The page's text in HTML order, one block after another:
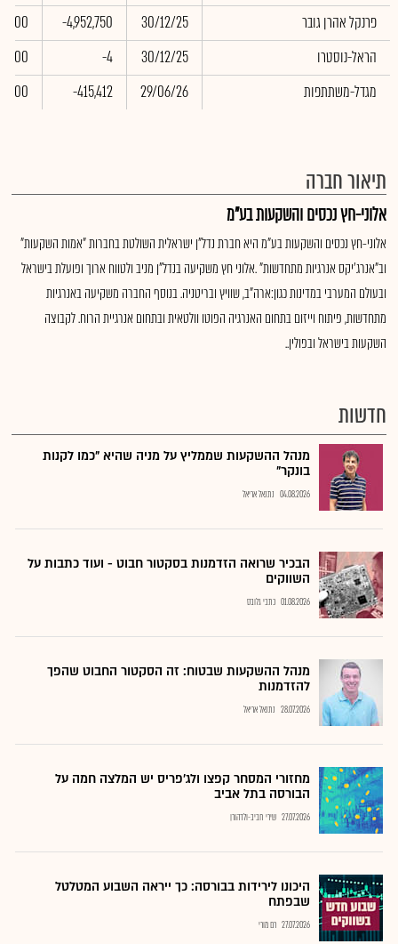
פרנקל אהרן גובר
30/12/25
-4,952,750
0.00
הראל-נוסטרו
30/12/25
-4
0.00
מגדל-משתתפות
29/06/26
-415,412
0.00
תיאור חברה
אלוני-חץ נכסים והשקעות בע"מ
אלוני-חץ נכסים והשקעות בע"מ היא חברת נדל"ן ישראלית השולטת בחברות "אמות השקעות"
וב"אנרג'יקס אנרגיות מתחדשות" .אלוני חץ משקיעה בנדל"ן מניב ולטווח ארוך ופועלת בישראל
ובעולם המערבי במדינות כגון:ארה"ב, שוויץ ובריטניה. בנוסף החברה משקיעה באנרגיות
מתחדשות, פיתוח וייזום בתחום האנרגיה הפוטו וולטאית ובתחום אנרגיית הרוח. לקבוצה
השקעות בישראל ובפולין..
חדשות
מנהל ההשקעות שממליץ על מניה שהיא "כמו לקנות
בונקר"
04.08.2026 נתנאל אריאל
הבכיר שרואה הזדמנות בסקטור חבוט - ועוד כתבות על
השווקים
01.08.2026 כתבי גלובס
מנהל ההשקעות שבטוח: זה הסקטור החבוט שהפך
להזדמנות
28.07.2026 נתנאל אריאל
מחזורי המסחר קפצו ולג'פריס יש המלצה חמה על
הבורסה בתל אביב
27.07.2026 שירי חביב-ולדהורן
היכונו לירידות בבורסה: כך ייראה השבוע המטלטל
שבפתח
27.07.2026 רם מורי